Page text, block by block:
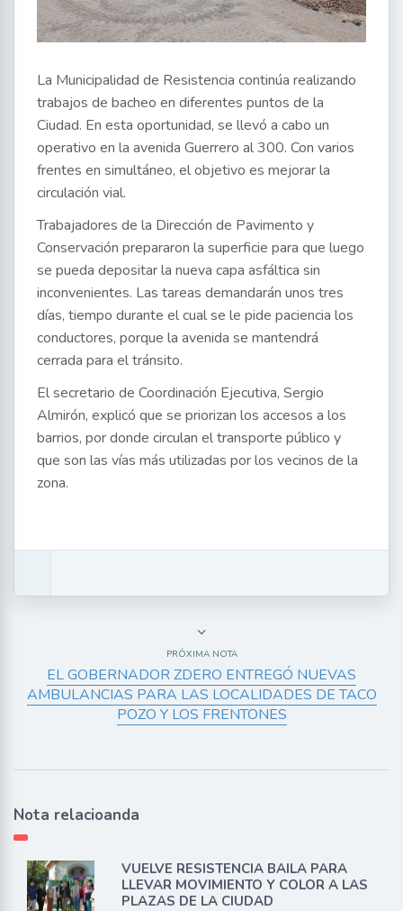
La Municipalidad de Resistencia continúa realizando
trabajos de bacheo en diferentes puntos de la
Ciudad. En esta oportunidad, se llevó a cabo un
operativo en la avenida Guerrero al 300. Con varios
frentes en simultáneo, el objetivo es mejorar la
circulación vial.
Trabajadores de la Dirección de Pavimento y
Conservación prepararon la superficie para que luego
se pueda depositar la nueva capa asfáltica sin
inconvenientes. Las tareas demandarán unos tres
días, tiempo durante el cual se le pide paciencia los
conductores, porque la avenida se mantendrá
cerrada para el tránsito.
El secretario de Coordinación Ejecutiva, Sergio
Almirón, explicó que se priorizan los accesos a los
barrios, por donde circulan el transporte público y
que son las vías más utilizadas por los vecinos de la
zona.
PRÓXIMA NOTA
EL GOBERNADOR ZDERO ENTREGÓ NUEVAS
AMBULANCIAS PARA LAS LOCALIDADES DE TACO
POZO Y LOS FRENTONES
Nota relacioanda
VUELVE RESISTENCIA BAILA PARA
LLEVAR MOVIMIENTO Y COLOR A LAS
PLAZAS DE LA CIUDAD